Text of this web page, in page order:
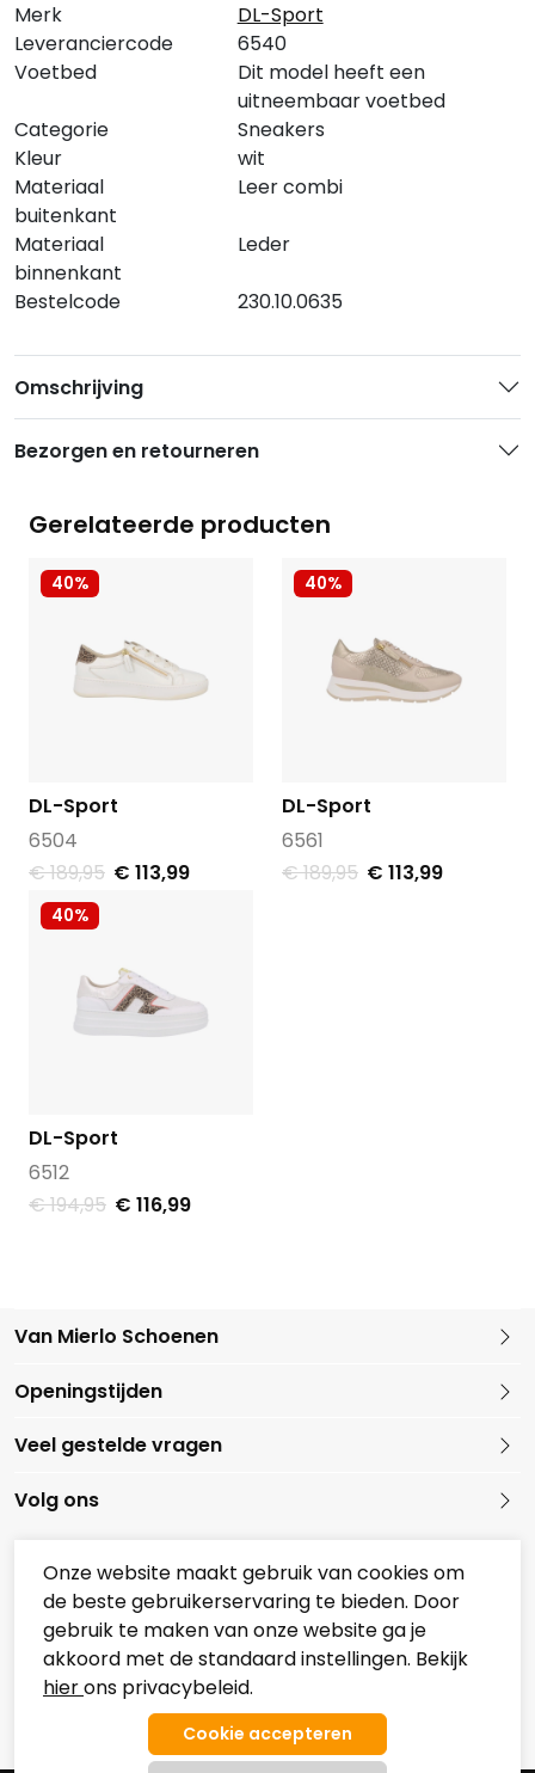
Merk
DL-Sport
Leveranciercode
6540
Voetbed
Dit model heeft een
uitneembaar voetbed
Categorie
Sneakers
Kleur
wit
Materiaal
buitenkant
Leer combi
Materiaal
binnenkant
Leder
Bestelcode 230.10.0635
Omschrijving
Bezorgen en retourneren
Gerelateerde producten
40%
DL-Sport
6504
€ 189,95 € 113,99
40%
DL-Sport
6561
€ 189,95 € 113,99
40%
DL-Sport
6512
€ 194,95 € 116,99
Van Mierlo Schoenen
Openingstijden
Overzicht Koopzondagen
Veel gestelde vragen
Volg ons
Onze partners
Onze website maakt gebruik van cookies om
de beste gebruikerservaring te bieden. Door
gebruik te maken van onze website ga je
akkoord met de standaard instellingen. Bekijk
hierons privacybeleid.